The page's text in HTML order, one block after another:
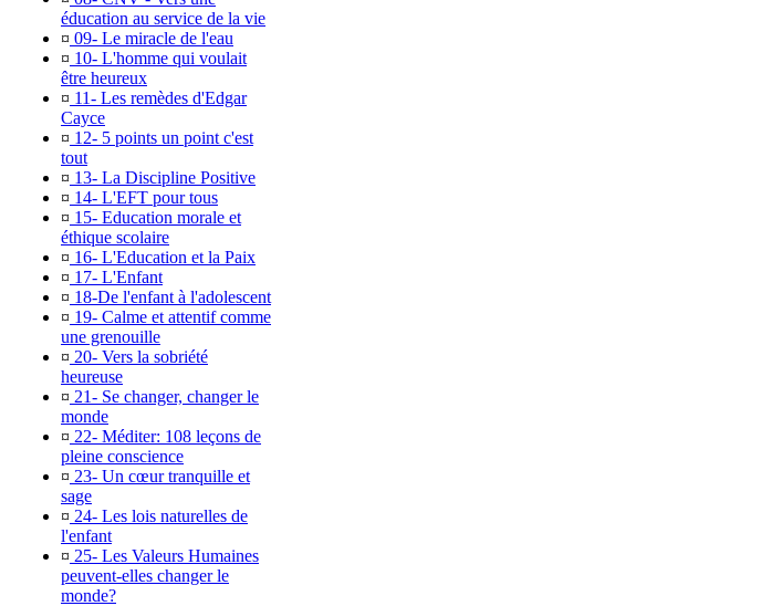
éducation au service de la vie
¤ 09- Le miracle de l'eau
¤ 10- L'homme qui voulait
être heureux
¤ 11- Les remèdes d'Edgar
Cayce
¤ 12- 5 points un point c'est
tout
¤ 13- La Discipline Positive
¤ 14- L'EFT pour tous
¤ 15- Education morale et
éthique scolaire
¤ 16- L'Education et la Paix
¤ 17- L'Enfant
¤ 18-De l'enfant à l'adolescent
¤ 19- Calme et attentif comme
une grenouille
¤ 20- Vers la sobriété
heureuse
¤ 21- Se changer, changer le
monde
¤ 22- Méditer: 108 leçons de
pleine conscience
¤ 23- Un cœur tranquille et
sage
¤ 24- Les lois naturelles de
l'enfant
¤ 25- Les Valeurs Humaines
peuvent-elles changer le
monde?